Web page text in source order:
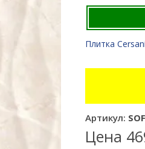
Плитка
Артикул:
Цена